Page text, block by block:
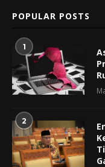
POPULAR POSTS
1
2